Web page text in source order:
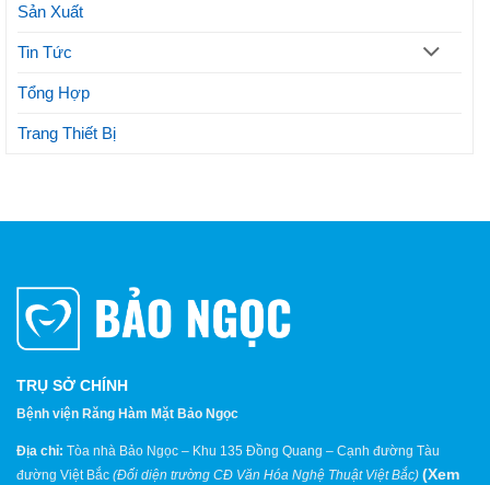
Sản Xuất
Tin Tức
Tổng Hợp
Trang Thiết Bị
TRỤ SỞ CHÍNH
Bệnh viện Răng Hàm Mặt Bảo Ngọc
Địa chỉ: Tòa nhà Bảo Ngọc – Khu 135 Đồng Quang – Cạnh đường Tàu
đường Việt Bắc (Đối diện trường CĐ Văn Hóa Nghệ Thuật Việt Bắc) (Xem